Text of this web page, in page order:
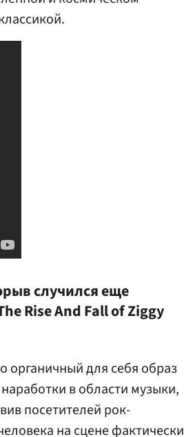
случился еще
Rise And Fall of Ziggy
органичный для себя образ
в области музыки,
посетителей рок-
на сцене фактически